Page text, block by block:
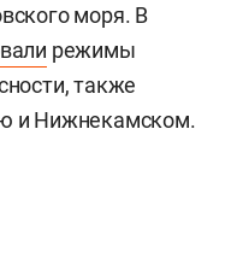
моря. В
режимы
также
и Нижнекамском.